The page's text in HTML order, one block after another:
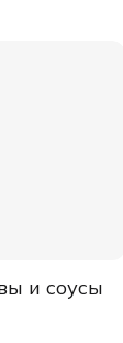
и соусы